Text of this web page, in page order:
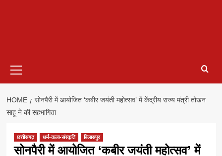
Menu
HOME
सोनपैरी में आयोजित ‘कबीर जयंती महोत्सव’ में केंद्रीय राज्य मंत्री तोखन
साहू ने की सहभागिता
छत्तीसगढ़ धर्म-कला-संस्कृति बिलासपुर
सोनपैरी में आयोजित ‘कबीर जयंती महोत्सव’ में